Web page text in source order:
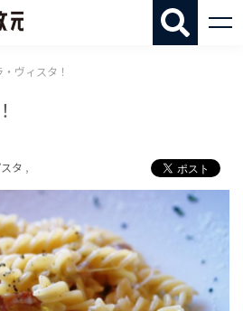
ヴィスタ！
タ ,